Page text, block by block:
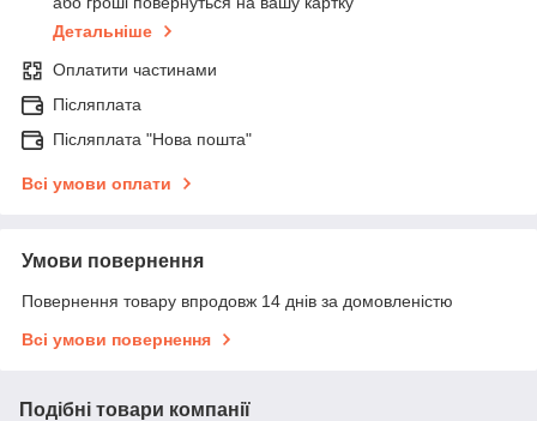
Детальніше
Оплатити частинами
Післяплата
Післяплата "Нова пошта"
Всі умови оплати
Умови повернення
Повернення товару впродовж 14 днів за домовленістю
Всі умови повернення
Подібні товари компанії